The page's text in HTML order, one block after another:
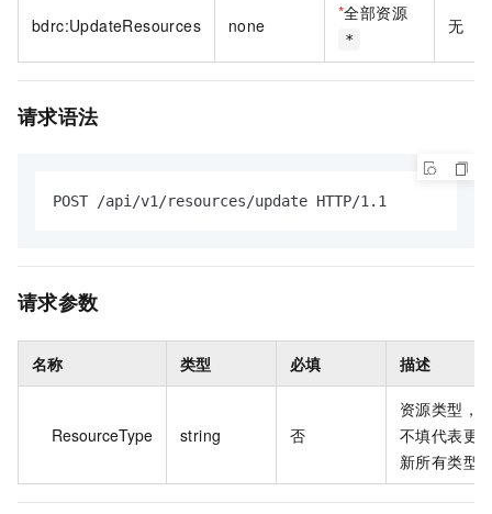
bdrc:UpdateResources none
*全部资源
*
无
请求语法
POST /api/v1/resources/update HTTP/1.1
请求参数
名称 类型 必填 描述
ResourceType string 否
资源类型，
不填代表更
新所有类型